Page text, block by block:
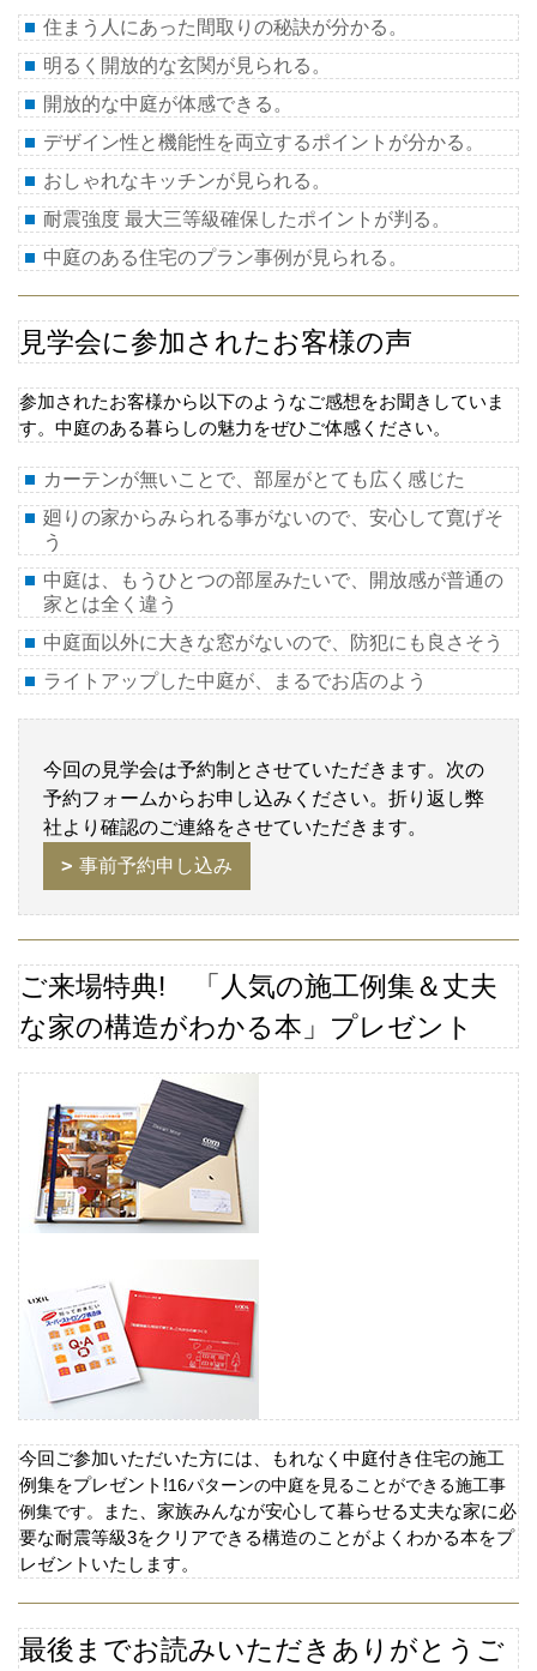
住まう人にあった間取りの秘訣が分かる。
明るく開放的な玄関が見られる。
開放的な中庭が体感できる。
デザイン性と機能性を両立するポイントが分かる。
おしゃれなキッチンが見られる。
耐震強度 最大三等級確保したポイントが判る。
中庭のある住宅のプラン事例が見られる。
見学会に参加されたお客様の声
参加されたお客様から以下のようなご感想をお聞きしていま
す。中庭のある暮らしの魅力をぜひご体感ください。
カーテンが無いことで、部屋がとても広く感じた
廻りの家からみられる事がないので、安心して寛げそ
う
中庭は、もうひとつの部屋みたいで、開放感が普通の
家とは全く違う
中庭面以外に大きな窓がないので、防犯にも良さそう
ライトアップした中庭が、まるでお店のよう
今回の見学会は予約制とさせていただきます。次の
予約フォームからお申し込みください。折り返し弊
社より確認のご連絡をさせていただきます。
事前予約申し込み
ご来場特典! 「人気の施工例集＆丈夫
な家の構造がわかる本」プレゼント
今回ご参加いただいた方には、もれなく中庭付き住宅の施工
例集をプレゼント !16パターンの中庭を見ることができる施工事
例集です。
また、家族みんなが安心して暮らせる丈夫な家に必
要な耐震等級3をクリアできる構造のことがよくわかる本をプ
レゼントいたします。
最後までお読みいただきありがとうご